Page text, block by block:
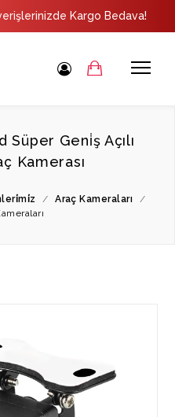
Kargo Bedava!
Süper Geni̇ş Açılı
Kamerası
/ Araç Kameraları
/